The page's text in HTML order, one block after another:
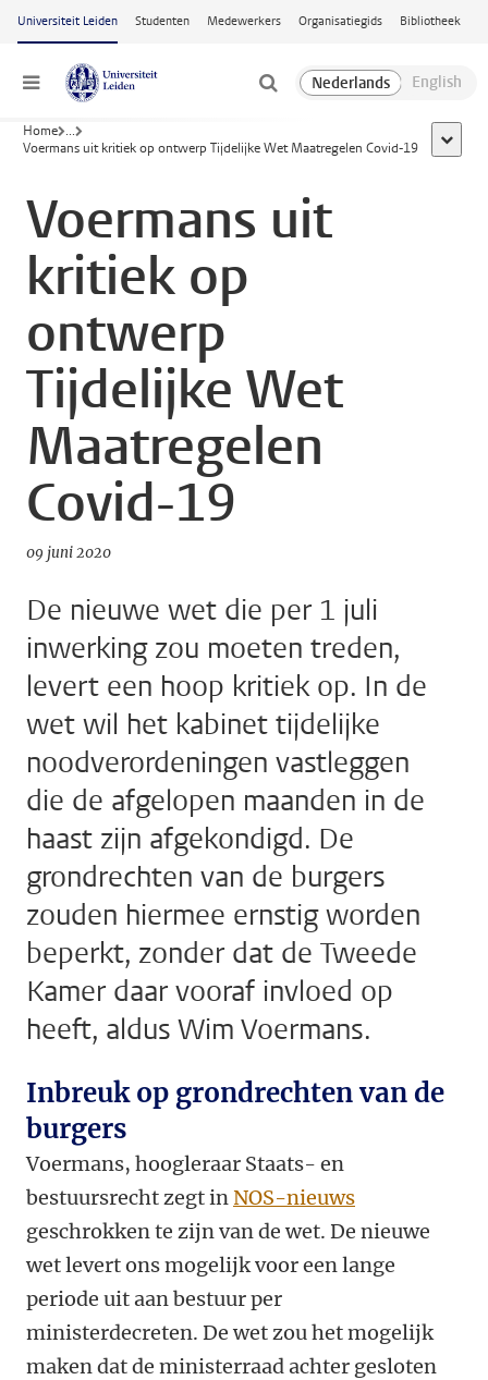
Ga naar hoofdinhoud
Universiteit Leiden Studenten Medewerkers Organisatiegids Bibliotheek
Menu
Home ...
Voermans uit kritiek op ontwerp Tijdelijke Wet Maatregelen Covid-19
toon
Voermans uit
kritiek op
ontwerp
Tijdelijke Wet
Maatregelen
Covid-19
09 juni 2020
De nieuwe wet die per 1 juli
inwerking zou moeten treden,
levert een hoop kritiek op. In de
wet wil het kabinet tijdelijke
noodverordeningen vastleggen
die de afgelopen maanden in de
haast zijn afgekondigd. De
grondrechten van de burgers
zouden hiermee ernstig worden
beperkt, zonder dat de Tweede
Kamer daar vooraf invloed op
heeft, aldus Wim Voermans.
Inbreuk op grondrechten van de
burgers
Voermans, hoogleraar Staats- en
bestuursrecht zegt inNOS-nieuws
geschrokken te zijn van de wet. De nieuwe
wet levert ons mogelijk voor een lange
periode uit aan bestuur per
ministerdecreten. De wet zou het mogelijk
maken dat de ministerraad achter gesloten